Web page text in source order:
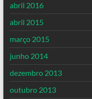
abril 2016
abril 2015
março 2015
junho 2014
dezembro 2013
outubro 2013